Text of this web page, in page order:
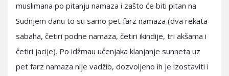
muslimana po pitanju namaza i zašto će biti pitan na
Sudnjem danu to su samo pet farz namaza (dva rekata
sabaha, četiri podne namaza, četiri ikindije, tri akšama i
četiri jacije). Po idžmau učenjaka klanjanje sunneta uz
pet farz namaza nije vadžib, dozvoljeno ih je izostaviti i